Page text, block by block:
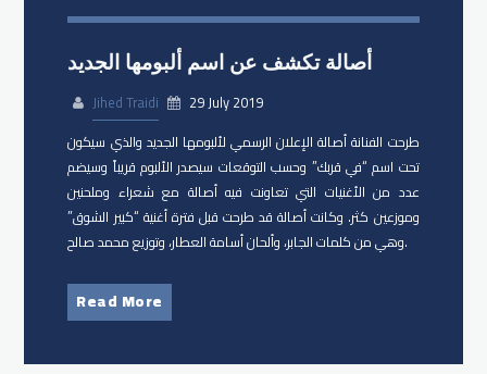
أصالة تكشف عن اسم ألبومها الجديد
Jihed Traidi
29 July 2019
طرحت الفنانة ​أصالة الإعلان الرسمي لألبومها الجديد والذي سيكون
تحت اسم “في قربك” وحسب التوقعات سيصدر الألبوم قريباً وسيضم
عدد من الأغنيات التي تعاونت فيه أصالة مع شعراء وملحنين
وموزعين كثر. وكانت أصالة قد طرحت قبل فترة أغنية “كبير الشوق”
وهي من كلمات الجابر، وألحان أسامة العطار، وتوزيع محمد صالح.
Read More